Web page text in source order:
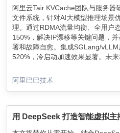
阿里云Tair KVCache团队与服务
文件系统，针对AI大模型推理场景
理。通过RDMA流量均衡、全用户
150%，解决IP漂移等关键问题，
署和故障自愈。集成SGLang/
520%，冷启动加速效果显著。未
阿里巴巴技术
用 DeepSeek 打造智能虚拟